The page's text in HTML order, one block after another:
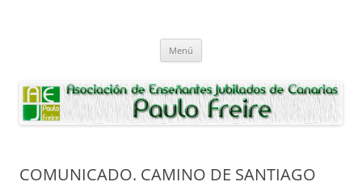
Paulo Freire
Menú
COMUNICADO. CAMINO DE SANTIAGO